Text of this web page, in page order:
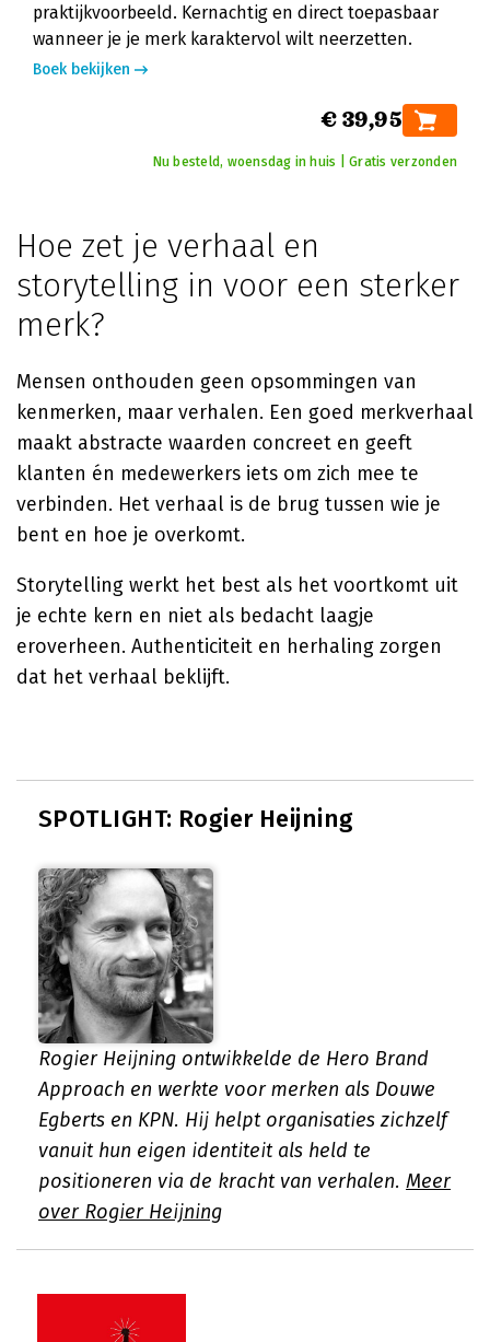
praktijkvoorbeeld. Kernachtig en direct toepasbaar
wanneer je je merk karaktervol wilt neerzetten.
Boek bekijken
€ 39,95
Nu besteld, woensdag in huis | Gratis verzonden
Hoe zet je verhaal en
storytelling in voor een sterker
merk?
Mensen onthouden geen opsommingen van
kenmerken, maar verhalen. Een goed merkverhaal
maakt abstracte waarden concreet en geeft
klanten én medewerkers iets om zich mee te
verbinden. Het verhaal is de brug tussen wie je
bent en hoe je overkomt.
Storytelling werkt het best als het voortkomt uit
je echte kern en niet als bedacht laagje
eroverheen. Authenticiteit en herhaling zorgen
dat het verhaal beklijft.
SPOTLIGHT: Rogier Heijning
Rogier Heijning ontwikkelde de Hero Brand
Approach en werkte voor merken als Douwe
Egberts en KPN. Hij helpt organisaties zichzelf
vanuit hun eigen identiteit als held te
positioneren via de kracht van verhalen. Meer
over Rogier Heijning